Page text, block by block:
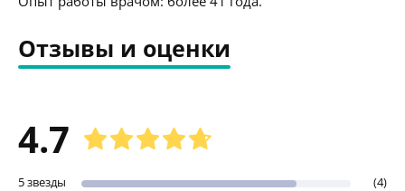
Отзывы и оценки
4.7
5 звезды
(4)